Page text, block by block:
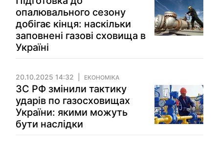
опалювального сезону
добігає кінця: наскільки
заповнені газові сховища в
Україні
20.10.2025 14:32 ЕКОНОМІКА
ЗС РФ змінили тактику
ударів по газосховищах
України: якими можуть
бути наслідки